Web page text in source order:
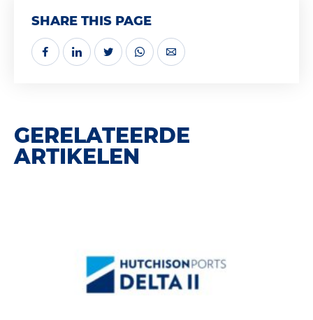
SHARE THIS PAGE
GERELATEERDE
ARTIKELEN